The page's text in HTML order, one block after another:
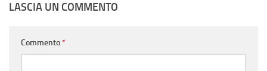
LASCIA UN COMMENTO
Commento*